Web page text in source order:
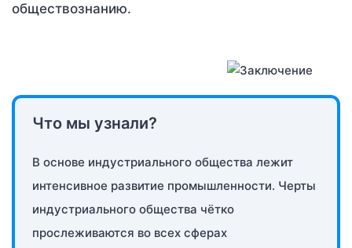
обществознанию.
Что мы узнали?
В основе индустриального общества лежит
интенсивное развитие промышленности. Черты
индустриального общества чётко
прослеживаются во всех сферах